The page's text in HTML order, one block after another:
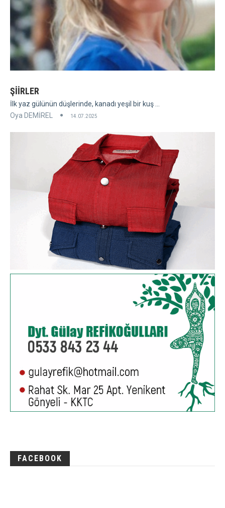
ŞİİRLER
İlk yaz gülünün düşlerinde, kanadı yeşil bir kuş ...
Oya DEMİREL
14.07.2025
FACEBOOK